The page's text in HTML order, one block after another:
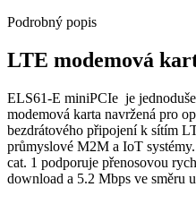
Podrobný popis
LTE modemová
ELS61-E miniPCIe je
modemová karta navržená pro
bezdrátového připojení k sítím
průmyslové M2M a IoT
cat. 1 podporuje přenosovou
download a 5.2 Mbps ve směru